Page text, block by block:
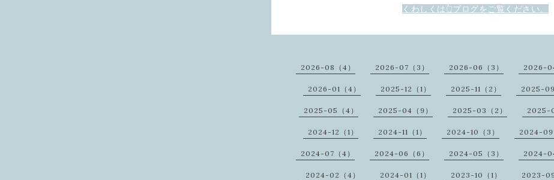
くわしくは👆ブログをご覧ください。
2026-08（4） 2026-07（3） 2026-06（3） 2026-
2026-01（4） 2025-12（1） 2025-11（2） 2025-09
2025-05（4） 2025-04（9） 2025-03（2） 2025-
2024-12（1） 2024-11（1） 2024-10（3） 2024-09
2024-07（4） 2024-06（6） 2024-05（3） 2024-
2024-02（4） 2024-01（1） 2023-10（1） 2023-09